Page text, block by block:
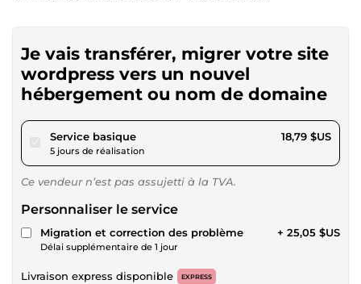
Je vais transférer, migrer votre site
wordpress vers un nouvel
hébergement ou nom de domaine
Service basiquepour 17,32 $US
5 jours de réalisation
18,79 $US
Ce vendeur n’est pas assujetti à la TVA.
Personnaliser le service
Migration et correction des problème
Délai supplémentaire de 1 jour
+ 25,05 $US
Livraison express disponible EXPRESS